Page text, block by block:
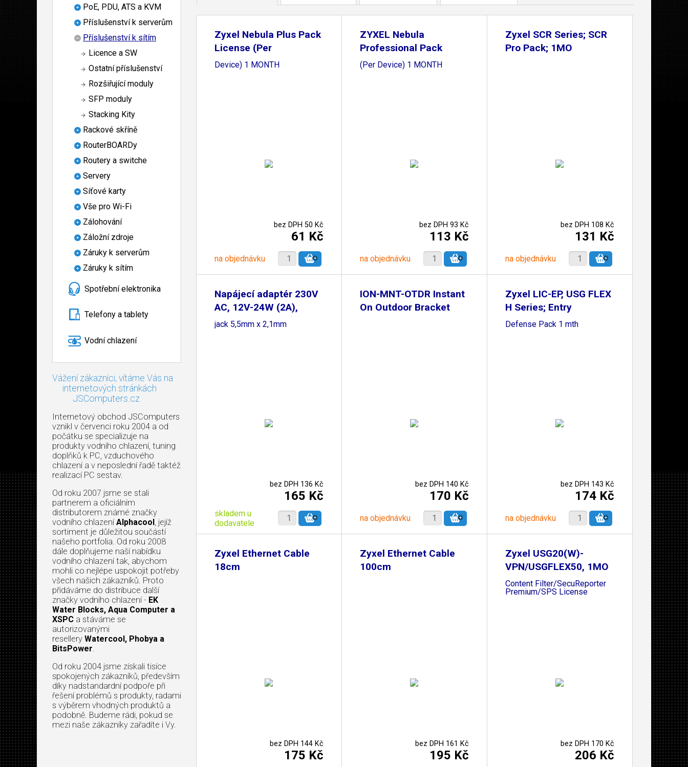
PoE, PDU, ATS a KVM
Příslušenství k serverům
Příslušenství k sítím
Licence a SW
Ostatní příslušenství
Rozšiřující moduly
SFP moduly
Stacking Kity
Rackové skříně
RouterBOARDy
Routery a switche
Servery
Síťové karty
Vše pro Wi-Fi
Zálohování
Záložní zdroje
Záruky k serverům
Záruky k sítím
Spotřební elektronika
Telefony a tablety
Vodní chlazení
Vážení zákazníci, vítáme Vás na
internetových stránkách
JSComputers.cz
Internetový obchod JSComputers
vznikl v červenci roku 2004 a od
počátku se specializuje na
produkty vodního chlazení, tuning
doplňků k PC, vzduchového
chlazení a v neposlední řadě taktéž
realizací PC sestav.
Od roku 2007 jsme se stali
partnerem a oficiálním
distributorem známé značky
vodního chlazení Alphacool, jejíž
sortiment je důležitou součástí
našeho portfolia. Od roku 2008
dále doplňujeme naší nabídku
vodního chlazení tak, abychom
mohli co nejlépe uspokojit potřeby
všech našich zákazníků. Proto
přidáváme do distribuce další
značky vodního chlazení - EK
Water Blocks, Aqua Computer a
XSPC a stáváme se
autorizovanými
resellery Watercool, Phobya a
BitsPower.
Od roku 2004 jsme získali tisíce
spokojených zákazníků, především
díky nadstandardní podpoře při
řešení problémů s produkty, radami
s výběrem vhodných produktů a
podobně. Budeme rádi, pokud se
mezi naše zákazníky zařadíte i Vy.
Zyxel Nebula Plus Pack
License (Per
Device) 1 MONTH
bez DPH 50 Kč
61 Kč
na objednávku
ZYXEL Nebula
Professional Pack
License
(Per Device) 1 MONTH
bez DPH 93 Kč
113 Kč
na objednávku
Zyxel SCR Series; SCR
Pro Pack; 1MO
bez DPH 108 Kč
131 Kč
na objednávku
Napájecí adaptér 230V
AC, 12V-24W (2A),
jack 5,5mm x 2,1mm
bez DPH 136 Kč
165 Kč
skladem u
dodavatele
ION-MNT-OTDR Instant
On Outdoor Bracket
bez DPH 140 Kč
170 Kč
na objednávku
Zyxel LIC-EP, USG FLEX
H Series; Entry
Defense Pack 1 mth
bez DPH 143 Kč
174 Kč
na objednávku
Zyxel Ethernet Cable
18cm
bez DPH 144 Kč
175 Kč
Zyxel Ethernet Cable
100cm
bez DPH 161 Kč
195 Kč
Zyxel USG20(W)-
VPN/USGFLEX50, 1MO
Content Filter/SecuReporter
Premium/SPS License
bez DPH 170 Kč
206 Kč